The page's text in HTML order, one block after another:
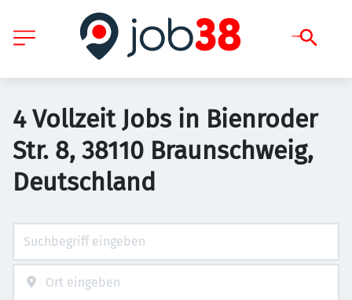
4 Vollzeit Jobs in Bienroder
Str. 8, 38110 Braunschweig,
Deutschland